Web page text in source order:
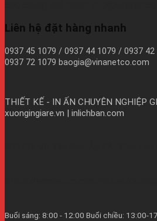
Liên hệ đặt hàng nhanh
0937 45 1079 / 0937 44 1079 / 0937
0937 72 1079 baogia@vinanetco.com
THIẾT KẾ - IN ẤN CHUYÊN NGHIỆP
xuongingiare.vn | inlichban.com
https://vinanetco.com/https://
Buổi sáng: 8:00 - 12:00 Buổi chiều: 13:00-